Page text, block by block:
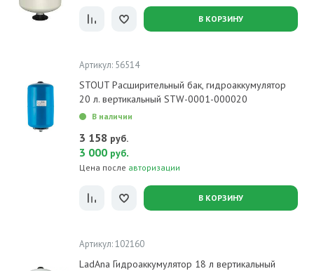
В КОРЗИНУ
Артикул: 56514
STOUT Расширительный бак, гидроаккумулятор
20 л. вертикальный STW-0001-000020
В наличии
3 158 руб.
3 000 руб.
Цена после авторизации
В КОРЗИНУ
Артикул: 102160
LadAna Гидроаккумулятор 18 л вертикальный